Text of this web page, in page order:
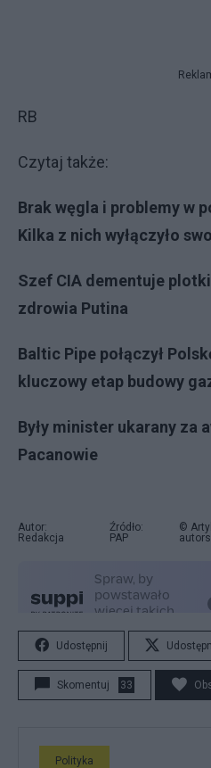
RB
Czytaj także:
Brak węgla i problemy w
Kilka z nich wyłączyło
Szef CIA dementuje
zdrowia Putina
Baltic Pipe połączył
kluczowy etap budowy
Były minister ukarany za
Pacanowie
Autor:
Redakcja
Źródło:
PAP
©
Udostępnij
Skomentuj 33
Polityka